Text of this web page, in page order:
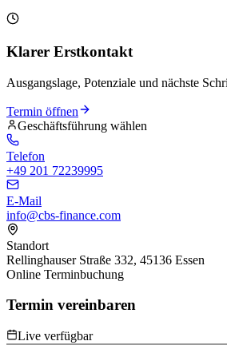
Klarer Erstkontakt
Ausgangslage, Potenziale und nächste
Termin öffnen
Geschäftsführung wählen
Telefon
+49 201 72239995
E-Mail
info@cbs-finance.com
Standort
Rellinghauser Straße 332, 45136 Essen
Online Terminbuchung
Termin vereinbaren
Live verfügbar